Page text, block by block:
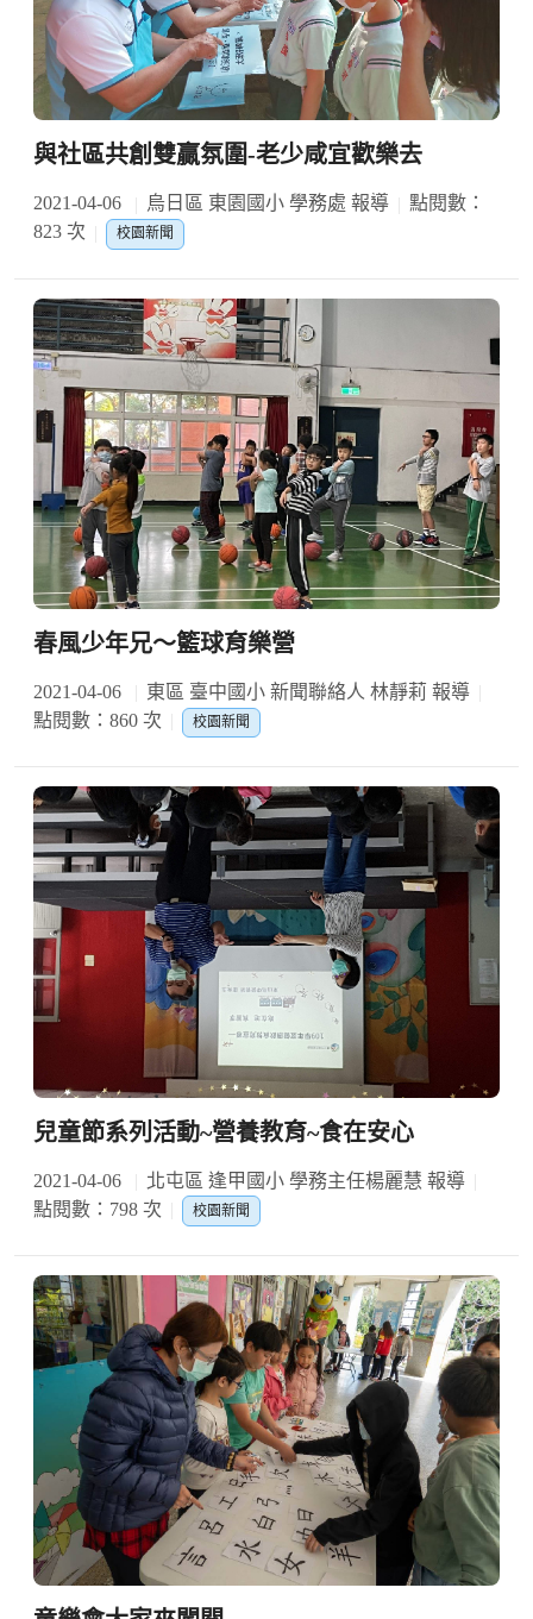
與社區共創雙贏氛圍-老少咸宜歡樂去
2021-04-06 烏日區 東園國小 學務處 報導
點閱數：
823 次
校園新聞
春風少年兄～籃球育樂營
2021-04-06
東區 臺中國小 新聞聯絡人 林靜莉 報導
點閱數：860 次
校園新聞
兒童節系列活動~營養教育~食在安心
2021-04-06
北屯區 逢甲國小 學務主任楊麗慧 報導
點閱數：798 次
校園新聞